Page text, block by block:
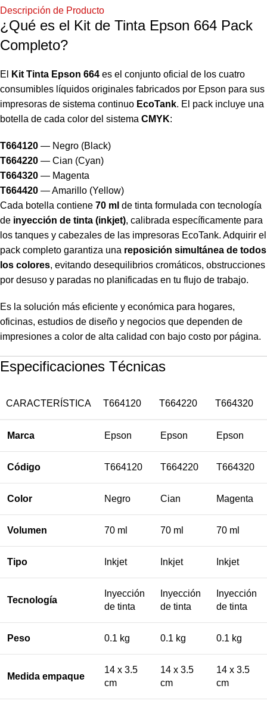
Descripción de Producto
¿Qué es el Kit de Tinta Epson 664 Pack
Completo?
El Kit Tinta Epson 664 es el conjunto oficial de los cuatro
consumibles líquidos originales fabricados por Epson para sus
impresoras de sistema continuo EcoTank. El pack incluye una
botella de cada color del sistema CMYK:
T664120 — Negro (Black)
T664220 — Cian (Cyan)
T664320 — Magenta
T664420 — Amarillo (Yellow)
Cada botella contiene 70 ml de tinta formulada con tecnología
de inyección de tinta (inkjet), calibrada específicamente para
los tanques y cabezales de las impresoras EcoTank. Adquirir el
pack completo garantiza una reposición simultánea de todos
los colores, evitando desequilibrios cromáticos, obstrucciones
por desuso y paradas no planificadas en tu flujo de trabajo.
Es la solución más eficiente y económica para hogares,
oficinas, estudios de diseño y negocios que dependen de
impresiones a color de alta calidad con bajo costo por página.
Especificaciones Técnicas
CARACTERÍSTICA T664120 T664220 T664320
Marca Epson Epson Epson
Código T664120 T664220 T664320
Color Negro Cian Magenta
Volumen 70 ml 70 ml 70 ml
Tipo Inkjet Inkjet Inkjet
Tecnología
Inyección
de tinta
Inyección
de tinta
Inyección
de tinta
Peso 0.1 kg 0.1 kg 0.1 kg
Medida empaque
14 x 3.5
cm
14 x 3.5
cm
14 x 3.5
cm